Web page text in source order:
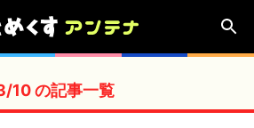
10 の記事一覧